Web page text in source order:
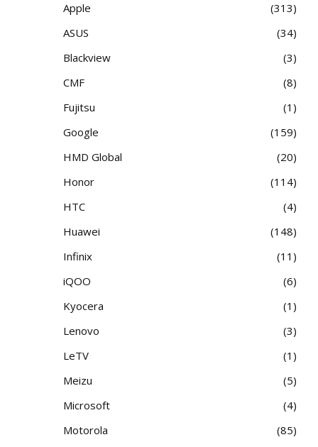
Apple
313
ASUS
34
Blackview
3
CMF
8
Fujitsu
1
Google
159
HMD Global
20
Honor
114
HTC
4
Huawei
148
Infinix
11
iQOO
6
Kyocera
1
Lenovo
3
LeTV
1
Meizu
5
Microsoft
4
Motorola
85